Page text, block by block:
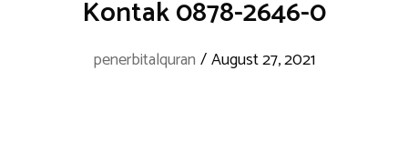
Kontak 0878-2646-0
penerbitalquran /August 27, 2021